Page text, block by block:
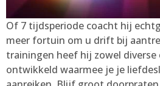
Of 7 tijdsperiode coacht hij
meer fortuin om u drift bij
trainingen heef hij zowel diverse
ontwikkeld waarmee je je